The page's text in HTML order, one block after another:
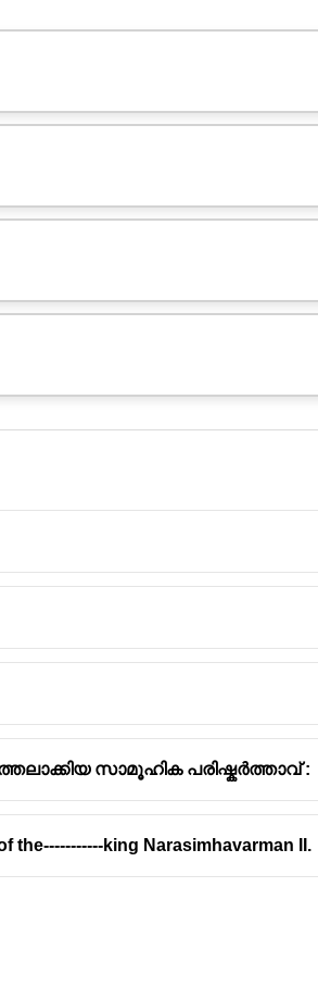
സാമൂഹിക പരിഷ്കർത്താവ് :
the-----------king Narasimhavarman II.